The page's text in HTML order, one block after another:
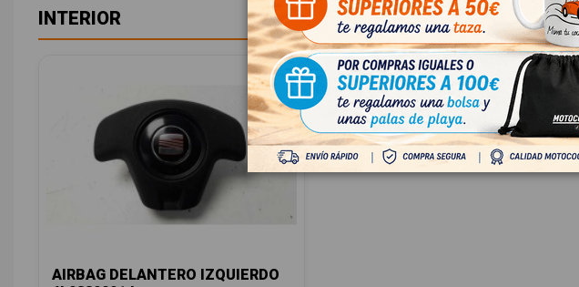
INTERIOR
AIRBAG DELANTERO IZQUIERDO